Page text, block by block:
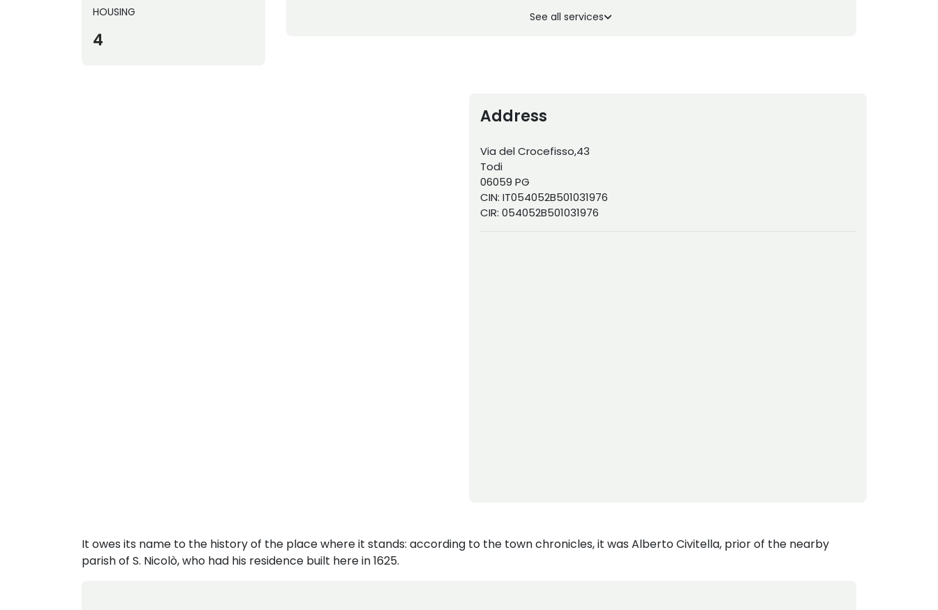
HOUSING
4
See all services
Address
Via del Crocefisso,43
Todi
06059 PG
CIN: IT054052B501031976
CIR: 054052B501031976
It owes its name to the history of the place where it stands: according to the town chronicles, it was Alberto Civitella, prior of the nearby
parish of S. Nicolò, who had his residence built here in 1625.